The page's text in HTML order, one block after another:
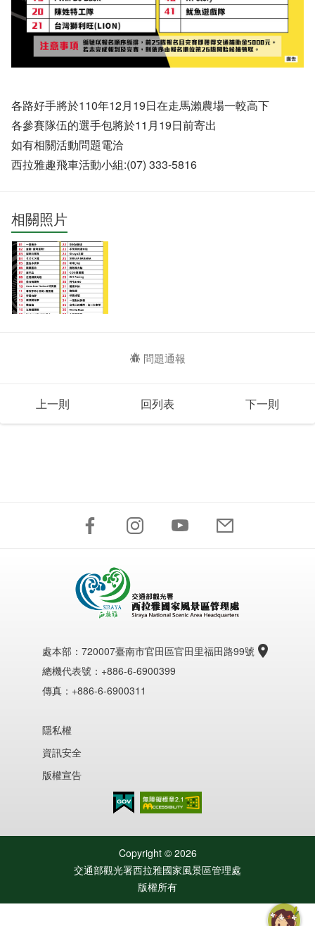
各路好手將於110年12月19日在走馬瀨農場一較高下
各參賽隊伍的選手包將於11月19日前寄出
如有相關活動問題電洽
西拉雅趣飛車活動小組:(07) 333-5816
相關照片
問題通報
上一則 回列表 下一則
處本部： 720007臺南市官田區官田里福田路99號
總機代表號：+886-6-6900399
傳真：+886-6-6900311
隱私權
資訊安全
版權宣告
Copyright © 2026
交通部觀光署西拉雅國家風景區管理處
版權所有